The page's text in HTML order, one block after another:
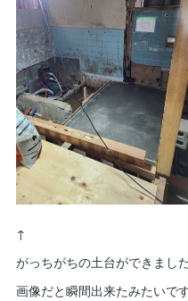
↑
がっちがちの土台ができました
画像だと瞬間出来たみたいで